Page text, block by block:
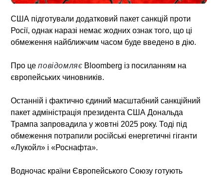
США підготували додатковий пакет санкцій проти
Росії, однак наразі немає жодних ознак того, що ці
обмеження найближчим часом буде введено в дію.
Про цеповідомляє Bloomberg із посиланням на
європейських чиновників.
Останній і фактично єдиний масштабний санкційний
пакет адміністрація президента США Дональда
Трампа запровадила у жовтні 2025 року. Тоді під
обмеження потрапили російські енергетичні гіганти
«Лукойл» і «Роснафта».
Водночас країни Європейського Союзу готують